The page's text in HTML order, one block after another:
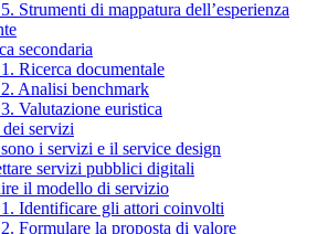
Strumenti di mappatura dell’esperienza
secondaria
Ricerca documentale
Analisi benchmark
Valutazione euristica
servizi
i servizi e il service design
servizi pubblici digitali
il modello di servizio
Identificare gli attori coinvolti
Formulare la proposta di valore